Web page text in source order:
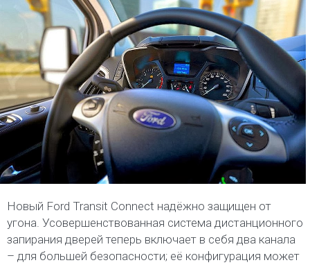
Новый Ford Transit Connect надёжно защищен от
угона. Усовершенствованная система дистанционного
запирания дверей теперь включает в себя два канала
– для большей безопасности; её конфигурация может